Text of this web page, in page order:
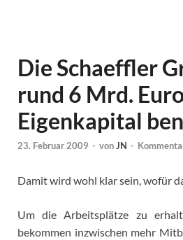
Die Schaeffler
rund 6 Mrd.
Eigenkapital
23. Februar 2009 - vonJN -
Damit wird wohl klar sein, wofür
Um die Arbeitsplätze zu
bekommen inzwischen mehr